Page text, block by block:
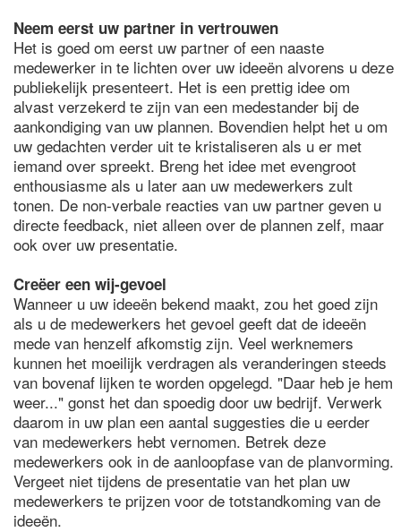
Neem eerst uw partner in vertrouwen
Het is goed om eerst uw partner of een naaste
medewerker in te lichten over uw ideeën alvorens u deze
publiekelijk presenteert. Het is een prettig idee om
alvast verzekerd te zijn van een medestander bij de
aankondiging van uw plannen. Bovendien helpt het u om
uw gedachten verder uit te kristaliseren als u er met
iemand over spreekt. Breng het idee met evengroot
enthousiasme als u later aan uw medewerkers zult
tonen. De non-verbale reacties van uw partner geven u
directe feedback, niet alleen over de plannen zelf, maar
ook over uw presentatie.
Creëer een wij-gevoel
Wanneer u uw ideeën bekend maakt, zou het goed zijn
als u de medewerkers het gevoel geeft dat de ideeën
mede van henzelf afkomstig zijn. Veel werknemers
kunnen het moeilijk verdragen als veranderingen steeds
van bovenaf lijken te worden opgelegd. "Daar heb je hem
weer..." gonst het dan spoedig door uw bedrijf. Verwerk
daarom in uw plan een aantal suggesties die u eerder
van medewerkers hebt vernomen. Betrek deze
medewerkers ook in de aanloopfase van de planvorming.
Vergeet niet tijdens de presentatie van het plan uw
medewerkers te prijzen voor de totstandkoming van de
ideeën.